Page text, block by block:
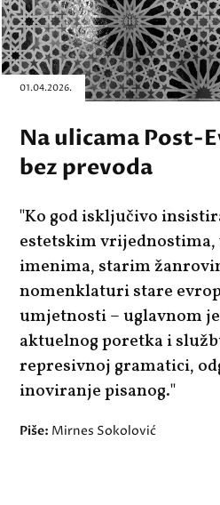
01.04.2026.
Na ulicama Post-
bez prevoda
"Ko god isključivo
estetskim
imenima, starim
nomenklaturi stare
umjetnosti – uglavnom
aktuelnog poretka i
represivnoj gramatici,
inoviranje pisanog."
Piše: Mirnes Sokolović